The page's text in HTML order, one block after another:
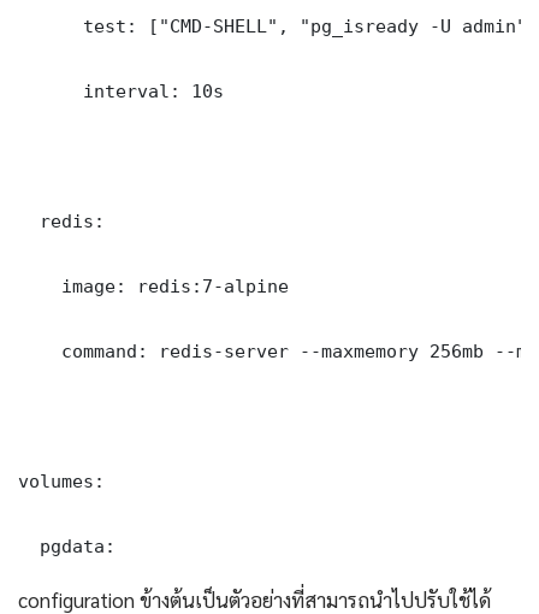
      test: ["CMD-SHELL", "pg_isready -U admin"]
      interval: 10s
  redis:
    image: redis:7-alpine
command: redis-server --maxmemory 256mb --
volumes:
  pgdata:
configuration ข้างต้นเป็นตัวอย่างที่สามารถนำไปปรับใช้ได้